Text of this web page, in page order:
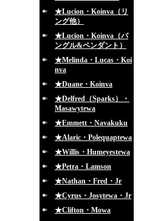
★Lucion・Koinva（リ
ング他）
★Lucion・Koinva（バ
ングル&ペンダント）
★Melinda・Lucas・Koi
nva
★Duane・Koinva
★Delfred（Sparks）・
Masawytewa
★Emmett・Navakuku
★Alaric・Polequaptewa
★Willis・Humeyestewa
★Petra・Lamson
★Nathan・Fred・Jr
★Cyrus・Josytewa・Jr
★Clifton・Mowa